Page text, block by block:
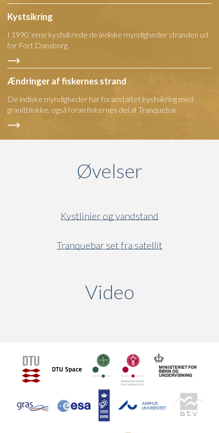
Kystsikring
I 1990´erne kystsikrede de indiske myndigheder stranden ud
for Fort Dansborg.
Ændringer af fiskernes strand
De indiske myndigheder har foranstaltet kystsikring med
granitblokke, også foran fiskernes del af Tranquebar.
Øvelser
Kystlinier og vandstand
Tranquebar set fra satellit
Video